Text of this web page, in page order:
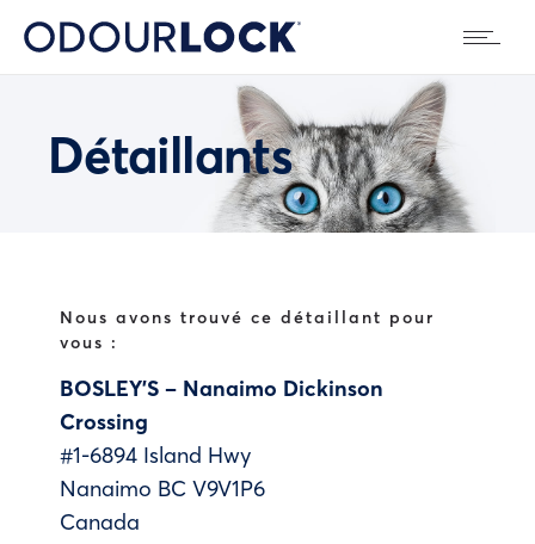
Détaillants
Nous avons trouvé ce détaillant pour
vous :
BOSLEY’S – Nanaimo Dickinson
Crossing
#1-6894 Island Hwy
Nanaimo BC V9V1P6
Canada